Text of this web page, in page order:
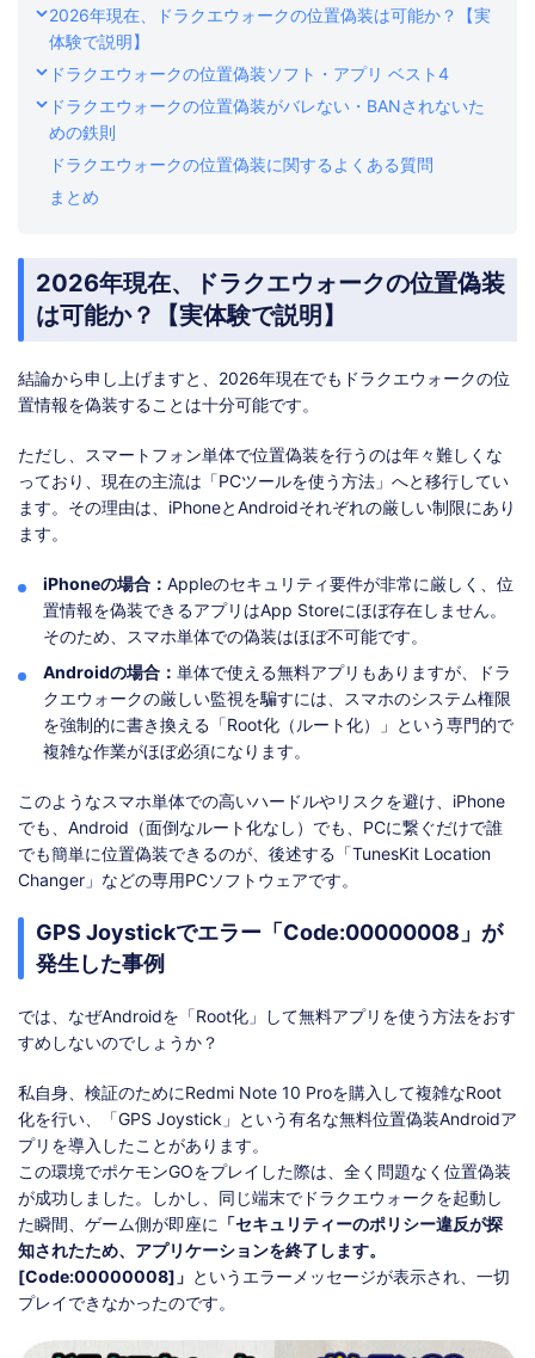
2026年現在、ドラクエウォークの位置偽装は可能か？【実
体験で説明】
ドラクエウォークの位置偽装ソフト・アプリ ベスト4
ドラクエウォークの位置偽装がバレない・BANされないた
めの鉄則
ドラクエウォークの位置偽装に関するよくある質問
まとめ
2026年現在、ドラクエウォークの位置偽装
は可能か？【実体験で説明】
結論から申し上げますと、2026年現在でもドラクエウォークの位
置情報を偽装することは十分可能です。
ただし、スマートフォン単体で位置偽装を行うのは年々難しくな
っており、現在の主流は「PCツールを使う方法」へと移行してい
ます。その理由は、iPhoneとAndroidそれぞれの厳しい制限にあり
ます。
iPhoneの場合： Appleのセキュリティ要件が非常に厳しく、位
置情報を偽装できるアプリはApp Storeにほぼ存在しません。
そのため、スマホ単体での偽装はほぼ不可能です。
Androidの場合： 単体で使える無料アプリもありますが、ドラ
クエウォークの厳しい監視を騙すには、スマホのシステム権限
を強制的に書き換える「Root化（ルート化）」という専門的で
複雑な作業がほぼ必須になります。
このようなスマホ単体での高いハードルやリスクを避け、iPhone
でも、Android（面倒なルート化なし）でも、PCに繋ぐだけで誰
でも簡単に位置偽装できるのが、後述する「TunesKit Location
Changer」などの専用PCソフトウェアです。
GPS Joystickでエラー「Code:00000008」が
発生した事例
では、なぜAndroidを「Root化」して無料アプリを使う方法をおす
すめしないのでしょうか？
私自身、検証のためにRedmi Note 10 Proを購入して複雑なRoot
化を行い、「GPS Joystick」という有名な無料位置偽装Androidア
プリを導入したことがあります。
この環境でポケモンGOをプレイした際は、全く問題なく位置偽装
が成功しました。しかし、同じ端末でドラクエウォークを起動し
た瞬間、ゲーム側が即座に 「セキュリティーのポリシー違反が探
知されたため、アプリケーションを終了します。
[Code:00000008]」 というエラーメッセージが表示され、一切
プレイできなかったのです。